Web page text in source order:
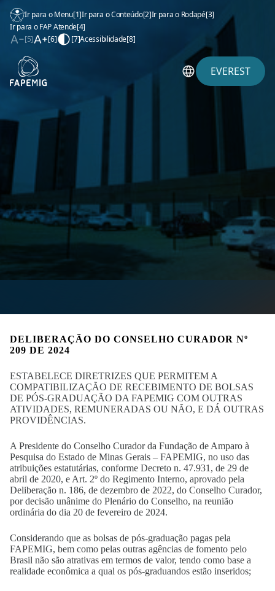
Ir para o Menu[1]Ir para o Conteúdo[2]Ir para o Rodapé[3]
Ir para o FAP Atende[4]
[5]
[6] [7]Acessibilidade[8]
EVEREST
DELIBERAÇÃO DO CONSELHO CURADOR Nº
209 DE 2024
ESTABELECE DIRETRIZES QUE PERMITEM A
COMPATIBILIZAÇÃO DE RECEBIMENTO DE BOLSAS
DE PÓS-GRADUAÇÃO DA FAPEMIG COM OUTRAS
ATIVIDADES, REMUNERADAS OU NÃO, E DÁ OUTRAS
PROVIDÊNCIAS.
A Presidente do Conselho Curador da Fundação de Amparo à
Pesquisa do Estado de Minas Gerais – FAPEMIG, no uso das
atribuições estatutárias, conforme Decreto n. 47.931, de 29 de
abril de 2020, e Art. 2º do Regimento Interno, aprovado pela
Deliberação n. 186, de dezembro de 2022, do Conselho Curador,
por decisão unânime do Plenário do Conselho, na reunião
ordinária do dia 20 de fevereiro de 2024.
Considerando que as bolsas de pós-graduação pagas pela
FAPEMIG, bem como pelas outras agências de fomento pelo
Brasil não são atrativas em termos de valor, tendo como base a
realidade econômica a qual os pós-graduandos estão inseridos;